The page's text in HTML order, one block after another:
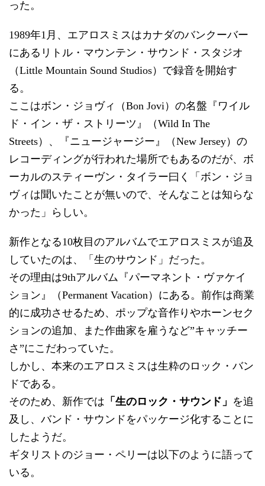
った。
1989年1月、エアロスミスはカナダのバンクーバー
にあるリトル・マウンテン・サウンド・スタジオ
（Little Mountain Sound Studios）で録音を開始す
る。
ここはボン・ジョヴィ（Bon Jovi）の名盤『ワイル
ド・イン・ザ・ストリーツ』（Wild In The
Streets）、『ニュージャージー』（New Jersey）の
レコーディングが行われた場所でもあるのだが、ボ
ーカルのスティーヴン・タイラー曰く「ボン・ジョ
ヴィは聞いたことが無いので、そんなことは知らな
かった」らしい。
新作となる10枚目のアルバムでエアロスミスが追及
していたのは、「生のサウンド」だった。
その理由は9thアルバム『パーマネント・ヴァケイ
ション』（Permanent Vacation）にある。前作は商業
的に成功させるため、ポップな音作りやホーンセク
ションの追加、また作曲家を雇うなど”キャッチー
さ”にこだわっていた。
しかし、本来のエアロスミスは生粋のロック・バン
ドである。
そのため、新作では 「生のロック・サウンド」 を追
及し、バンド・サウンドをパッケージ化することに
したようだ。
ギタリストのジョー・ペリーは以下のように語って
いる。